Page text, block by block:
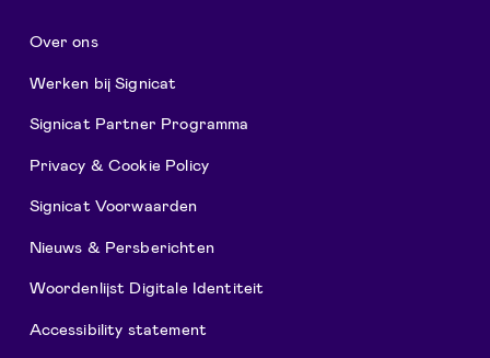
Over ons
Werken bij Signicat
Signicat Partner Programma
Privacy & Cookie Policy
Signicat Voorwaarden
Nieuws & Persberichten
Woordenlijst Digitale Identiteit
Accessibility statement